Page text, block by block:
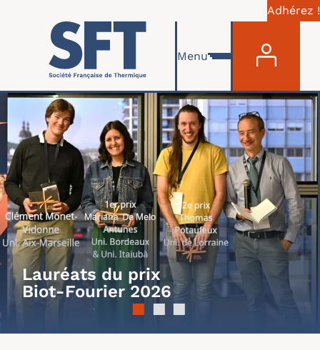
Skip to main content
Adhérez !
Menu
Lauréats du prix
Biot-Fourier 2026